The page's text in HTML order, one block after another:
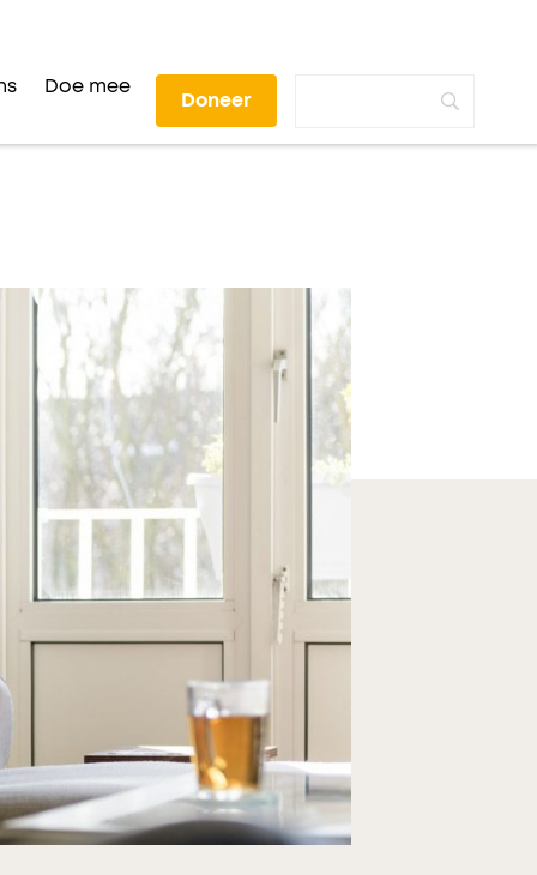
Doe mee
Doneer